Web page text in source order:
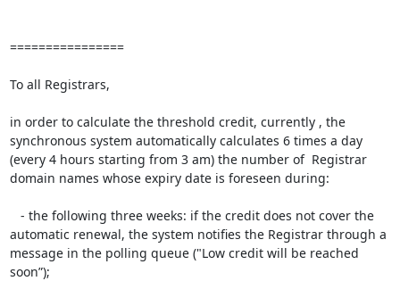
================
To all Registrars,
in order to calculate the threshold credit, currently , the
synchronous system automatically calculates 6 times a day
(every 4 hours starting from 3 am) the number of  Registrar
domain names whose expiry date is foreseen during:
automatic renewal, the system notifies the Registrar through a
message in the polling queue ("Low credit will be reached
soon”);